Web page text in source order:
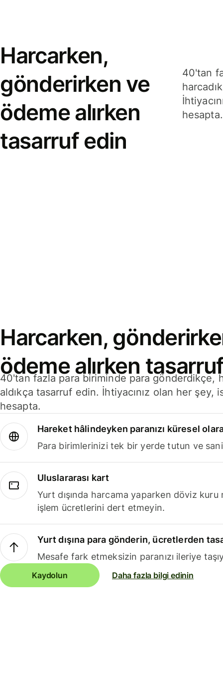
Harcarken,
gönderirken ve
ödeme alırken
tasarruf edin
40'tan
hesapta.
Harcarken,
ödeme alırken
40'tan fazla para biriminde para gönderdikçe,
aldıkça tasarruf edin. İhtiyacınız olan her
hesapta.
Hareket hâlindeyken paranızı küresel
Para birimlerinizi tek bir yerde tutun ve
Uluslararası kart
Yurt dışında harcama yaparken döviz kuru
işlem ücretlerini dert etmeyin.
Yurt dışına para gönderin, ücretlerden
Mesafe fark etmeksizin paranızı ileriye
Kaydolun Daha fazla bilgi edinin